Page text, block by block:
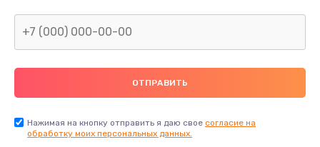
Заказать
Ремонт пищалок(твитеров)
900 руб.
Заказать
Ремонт цепей питания
Нажимая на кнопку отправить я даю свое согласие на
обработку моих персональных данных.